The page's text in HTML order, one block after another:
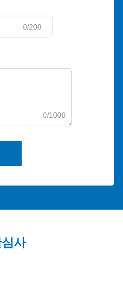
0/200
0/1000
사